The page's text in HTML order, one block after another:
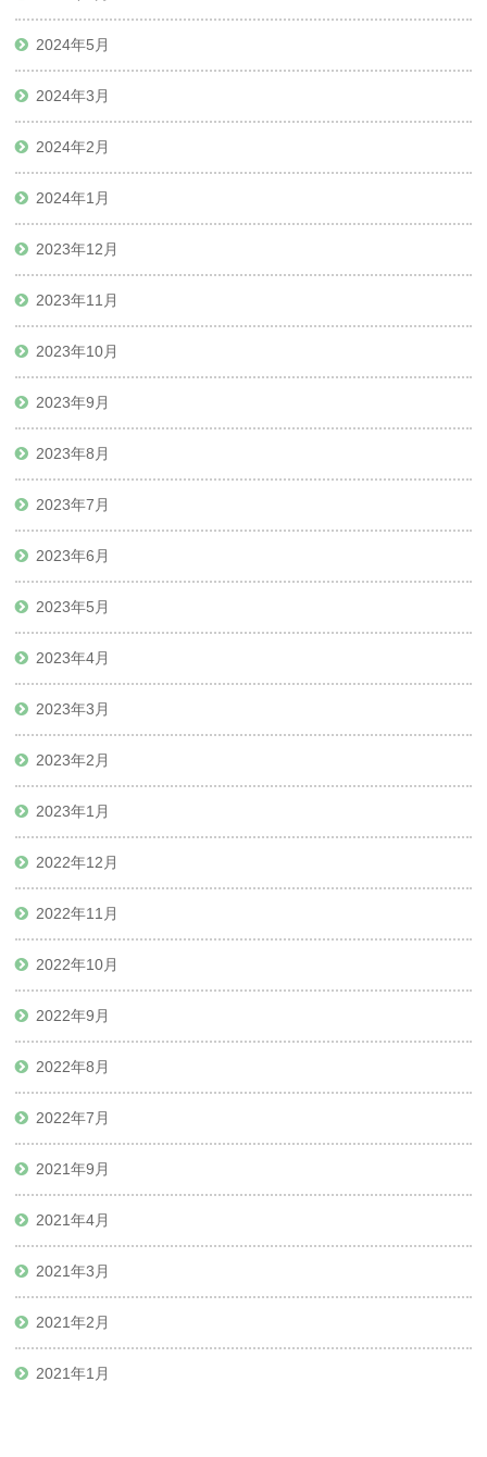
2024年5月
2024年3月
2024年2月
2024年1月
2023年12月
2023年11月
2023年10月
2023年9月
2023年8月
2023年7月
2023年6月
2023年5月
2023年4月
2023年3月
2023年2月
2023年1月
2022年12月
2022年11月
2022年10月
2022年9月
2022年8月
2022年7月
2021年9月
2021年4月
2021年3月
2021年2月
2021年1月